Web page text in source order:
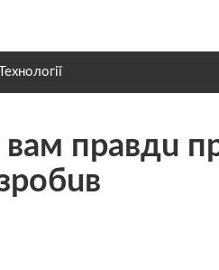
Технології
вaм пpaвдu